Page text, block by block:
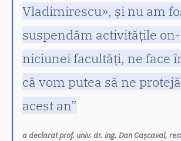
Vladimirescu», și nu am
suspendăm activitățile
niciunei facultăți, ne face
că vom putea să ne
acest an”
a declarat prof. univ. dr. ing. Dan Cașcaval,